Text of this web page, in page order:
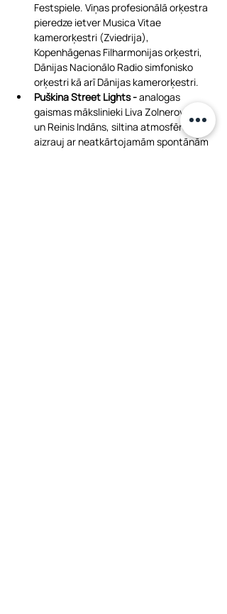
Festspiele. Viņas profesionālā orķestra
pieredze ietver Musica Vitae
kamerorķestri (Zviedrija),
Kopenhāgenas Filharmonijas orķestri,
Dānijas Nacionālo Radio simfonisko
orķestri kā arī Dānijas kamerorķestri.
Puškina Street Lights - analogas
gaismas mākslinieki Liva Zolnerovica
un Reinis Indāns, siltina atmosfēru un
aizrauj ar neatkārtojamām spontānām